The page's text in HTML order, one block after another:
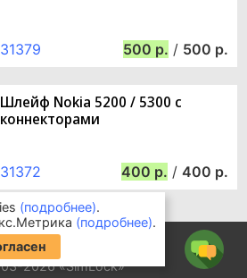
31379 500 / 500
Шлейф Nokia 5200 / 5300 c
коннекторами
31372 400 / 400
для покупателей
вопросы
2026 «SimLock»
(подробнее).
(подробнее).